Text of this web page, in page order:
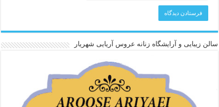
سالن زیبایی و آرایشگاه زنانه عروس آریایی شهریار